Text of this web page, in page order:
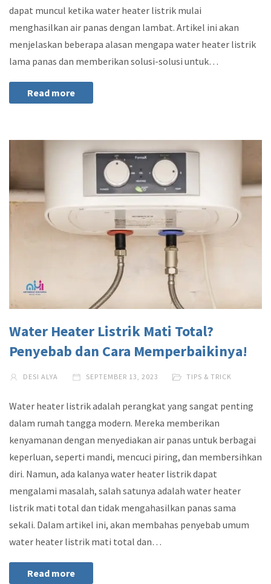
dapat muncul ketika water heater listrik mulai
menghasilkan air panas dengan lambat. Artikel ini akan
menjelaskan beberapa alasan mengapa water heater listrik
lama panas dan memberikan solusi-solusi untuk…
Read more
Water Heater Listrik Mati Total?
Penyebab dan Cara Memperbaikinya!
DESI ALYA SEPTEMBER 13, 2023 TIPS & TRICK
Water heater listrik adalah perangkat yang sangat penting
dalam rumah tangga modern. Mereka memberikan
kenyamanan dengan menyediakan air panas untuk berbagai
keperluan, seperti mandi, mencuci piring, dan membersihkan
diri. Namun, ada kalanya water heater listrik dapat
mengalami masalah, salah satunya adalah water heater
listrik mati total dan tidak mengahasilkan panas sama
sekali. Dalam artikel ini, akan membahas penyebab umum
water heater listrik mati total dan…
Read more